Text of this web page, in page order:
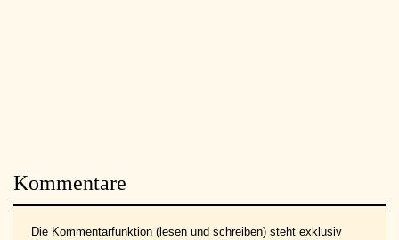
Kommentare
Die Kommentarfunktion (lesen und schreiben) steht exklusiv